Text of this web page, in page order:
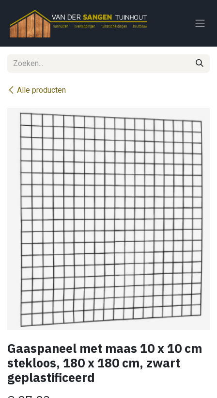
Alle producten
Gaaspaneel met maas 10 x 10 cm
stekloos, 180 x 180 cm, zwart
geplastificeerd